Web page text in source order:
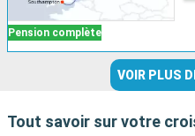
Pension complète
VOIR PLUS
Tout savoir sur votre